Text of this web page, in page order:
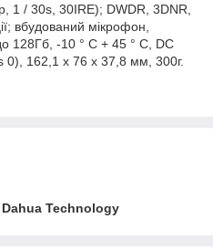
1 / 30s, 30IRE); DWDR, 3DNR,
вбудований мікрофон,
128Гб, -10 ° С + 45 ° С, DC
0), 162,1 х 76 х 37,8 мм, 300г.
Dahua Technology